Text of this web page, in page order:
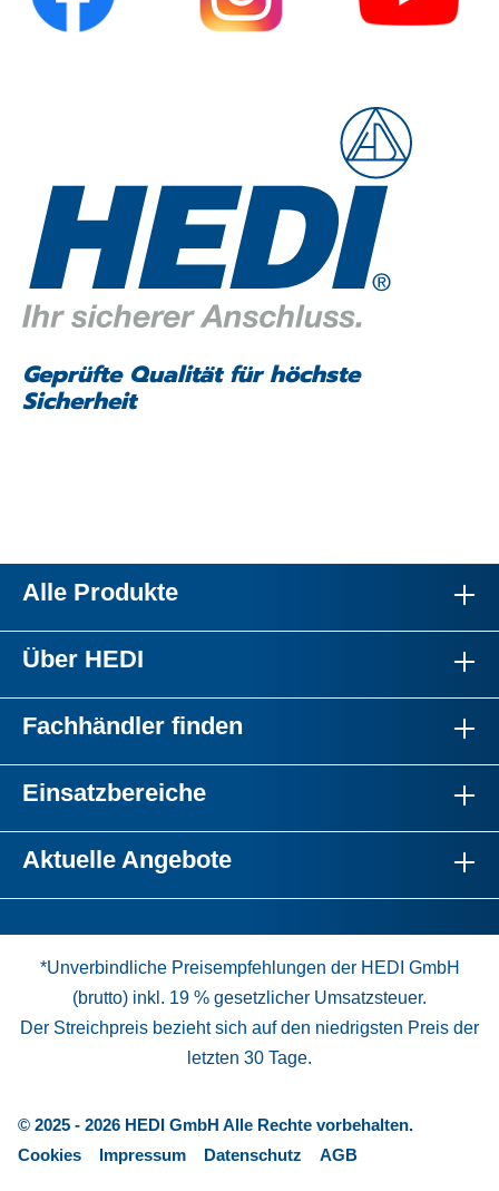
Geprüfte Qualität für höchste
Sicherheit
Alle Produkte
Über HEDI
Fachhändler finden
Einsatzbereiche
Aktuelle Angebote
*Unverbindliche Preisempfehlungen der HEDI GmbH
(brutto) inkl. 19 % gesetzlicher Umsatzsteuer.
Der Streichpreis bezieht sich auf den niedrigsten Preis der
letzten 30 Tage.
© 2025 - 2026 HEDI GmbH Alle Rechte vorbehalten.
Cookies
Impressum Datenschutz AGB